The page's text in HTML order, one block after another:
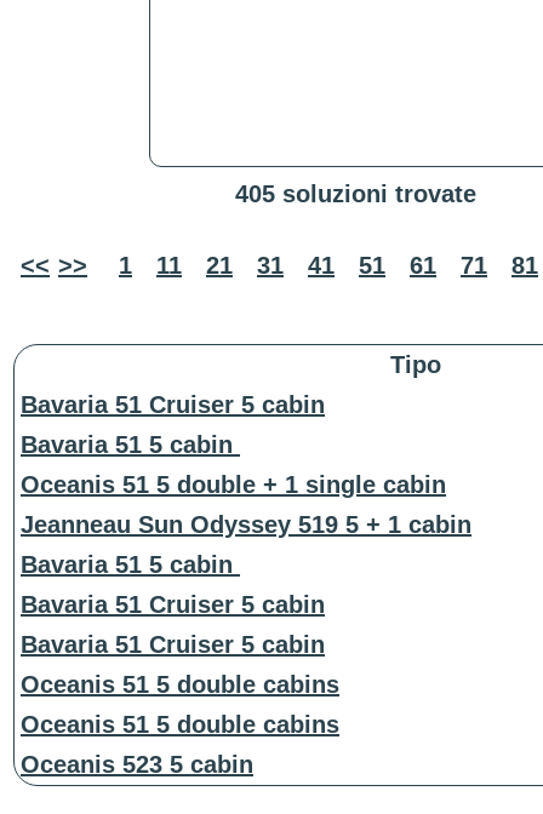
405 soluzioni trovate
<< >> 1 11 21 31 41 51 61 71 81
Tipo
Bavaria 51 Cruiser 5 cabin
Bavaria 51 5 cabin
Oceanis 51 5 double + 1 single cabin
Jeanneau Sun Odyssey 519 5 + 1 cabin
Bavaria 51 5 cabin
Bavaria 51 Cruiser 5 cabin
Bavaria 51 Cruiser 5 cabin
Oceanis 51 5 double cabins
Oceanis 51 5 double cabins
Oceanis 523 5 cabin